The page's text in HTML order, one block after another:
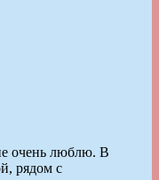
очень люблю. В
рядом с